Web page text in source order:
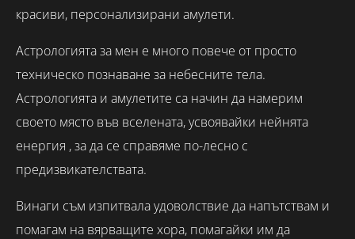
красиви, персонализирани амулети.
Астрологията за мен е много повече от просто
техническо познаване за небесните тела.
Астрологията и амулетите са начин да намерим
своето място във вселената, усвоявайки нейнята
енергия , за да се справяме по-лесно с
предизвикателствата.
Винаги съм изпитвала удоволствие да напътствам и
помагам на вярващите хора, помагайки им да